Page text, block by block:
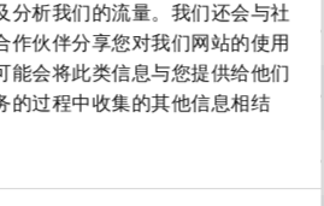
分析我们的流量。我们还会与社
作伙伴分享您对我们网站的使用
能会将此类信息与您提供给他们
的过程中收集的其他信息相结
24
V
40 A
24-28
Vdc
24
V
40 A
24-28
Vdc